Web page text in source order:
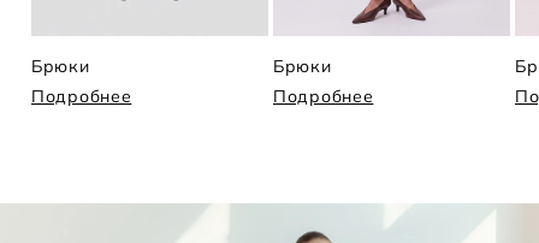
Брюки
Подробнее
Брюки
Подробнее